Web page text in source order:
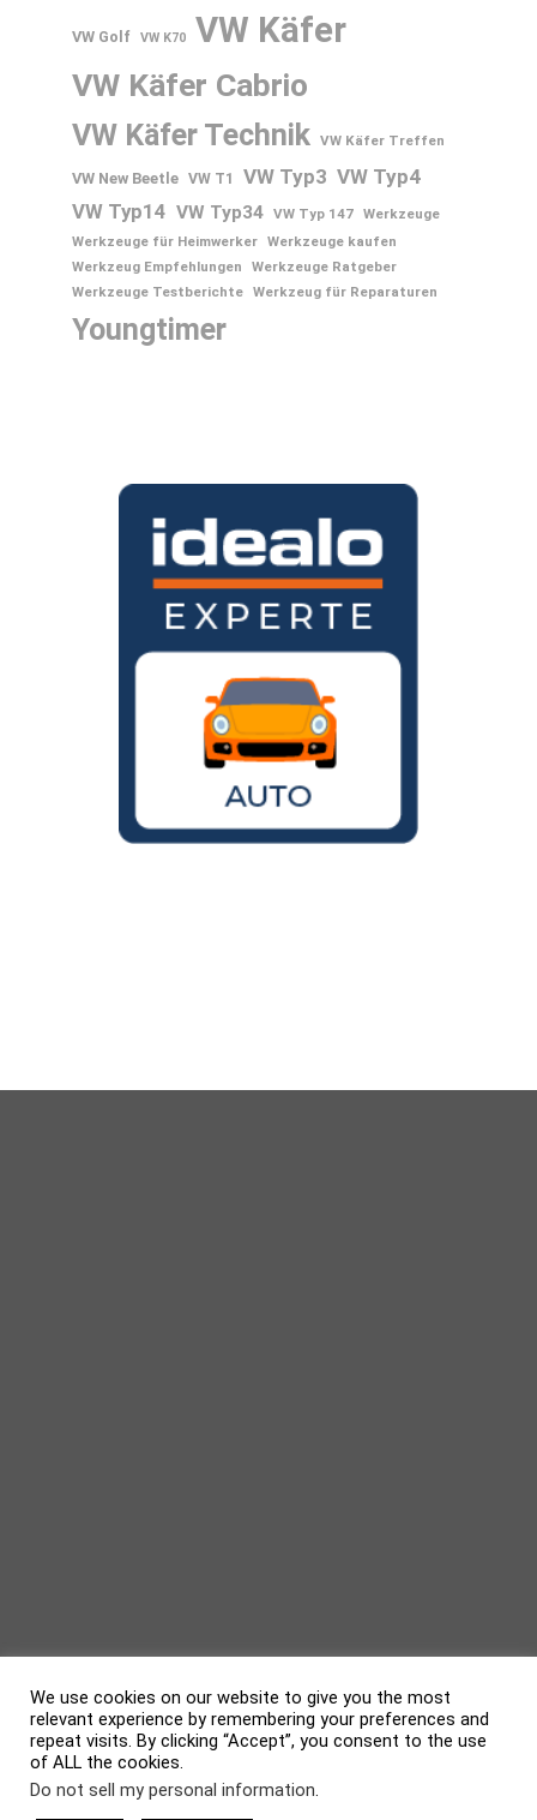
VW Golf VW K70 VW Käfer
VW Käfer Cabrio
VW Käfer Technik VW Käfer Treffen
VW New Beetle VW T1 VW Typ3 VW Typ4
VW Typ14 VW Typ34 VW Typ 147 Werkzeuge
Werkzeuge für Heimwerker Werkzeuge kaufen
Werkzeug Empfehlungen
Werkzeuge Ratgeber
Werkzeuge Testberichte Werkzeug für Reparaturen
Youngtimer
evolvetheme by Theme4Press • Powered by
We use cookies on our website to give you the most
relevant experience by remembering your preferences and
repeat visits. By clicking “Accept”, you consent to the use
of ALL the cookies.
Do not sell my personal information.